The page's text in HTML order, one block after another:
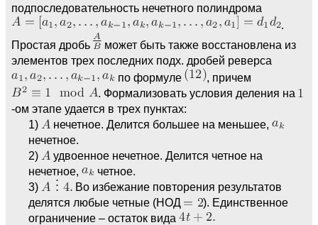
подпоследовательность нечетного полиндрома
.
Простая дробь
может быть также восстановлена из
элементов трех последних подх. дробей реверса
по формуле
, причем
. Формализовать условия деления на
-ом этапе удается в трех пунктах:
1)
нечетное. Делится большее на меньшее,
нечетное.
2)
удвоенное нечетное. Делится четное на
нечетное,
четное.
3)
Во избежание повторения результатов
делятся любые четные (НОД
). Единственное
ограничение – остаток вида